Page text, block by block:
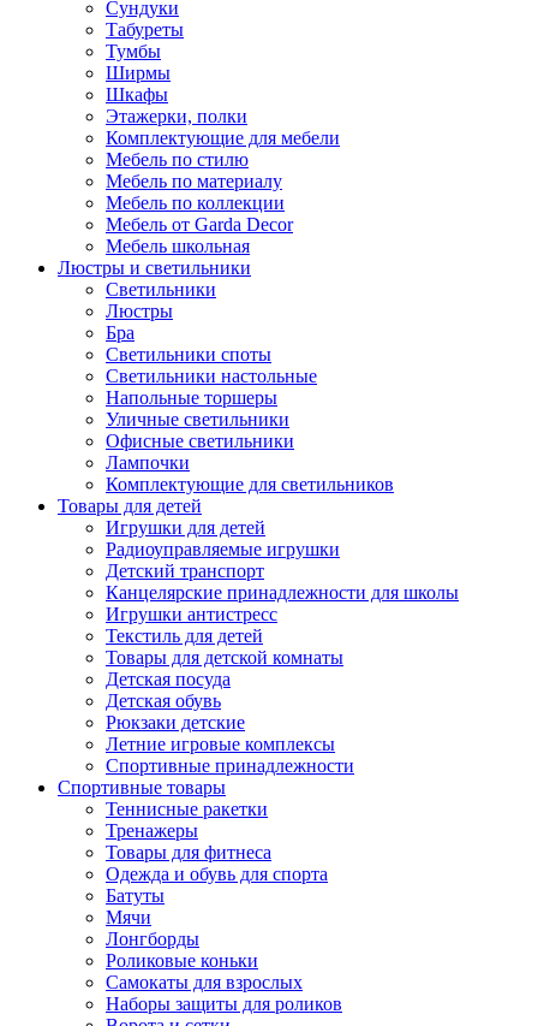
Сундуки
Табуреты
Тумбы
Ширмы
Шкафы
Этажерки, полки
Комплектующие для мебели
Мебель по стилю
Мебель по материалу
Мебель по коллекции
Мебель от Garda Decor
Мебель школьная
Люстры и светильники
Светильники
Люстры
Бра
Светильники споты
Светильники настольные
Напольные торшеры
Уличные светильники
Офисные светильники
Лампочки
Комплектующие для светильников
Товары для детей
Игрушки для детей
Радиоуправляемые игрушки
Детский транспорт
Канцелярские принадлежности для школы
Игрушки антистресс
Текстиль для детей
Товары для детской комнаты
Детская посуда
Детская обувь
Рюкзаки детские
Летние игровые комплексы
Спортивные принадлежности
Спортивные товары
Теннисные ракетки
Тренажеры
Товары для фитнеса
Одежда и обувь для спорта
Батуты
Мячи
Лонгборды
Роликовые коньки
Самокаты для взрослых
Наборы защиты для роликов